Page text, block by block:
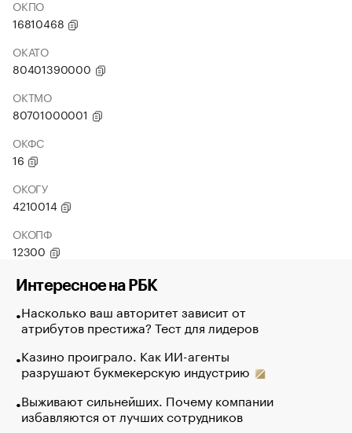
ОКПО
16810468
ОКАТО
80401390000
ОКТМО
80701000001
ОКФС
16
ОКОГУ
4210014
ОКОПФ
12300
Интересное на РБК
Насколько ваш авторитет зависит от
атрибутов престижа? Тест для лидеров
Казино проиграло. Как ИИ-агенты
разрушают букмекерскую индустрию
Выживают сильнейших. Почему компании
избавляются от лучших сотрудников